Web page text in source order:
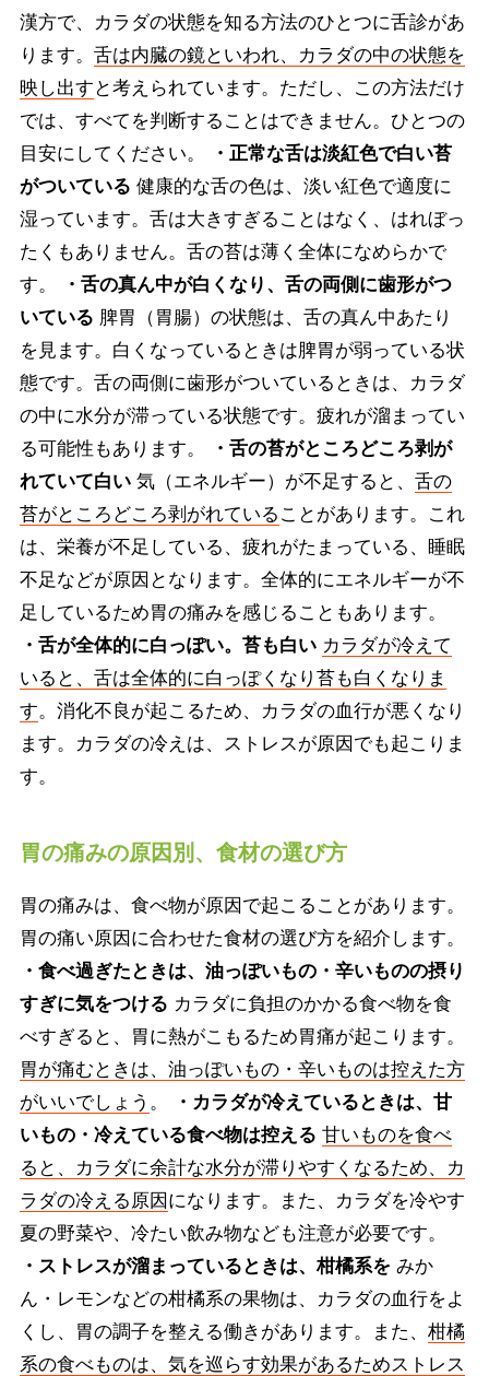
漢方で、カラダの状態を知る方法のひとつに舌診があ
ります。 舌は内臓の鏡といわれ、カラダの中の状態を
映し出す と考えられています。ただし、この方法だけ
では、すべてを判断することはできません。ひとつの
目安にしてください。
・正常な舌は淡紅色で白い苔
がついている 健康的な舌の色は、淡い紅色で適度に
湿っています。舌は大きすぎることはなく、はれぼっ
たくもありません。舌の苔は薄く全体になめらかで
す。
・舌の真ん中が白くなり、舌の両側に歯形がつ
いている 脾胃（胃腸）の状態は、舌の真ん中あたり
を見ます。白くなっているときは脾胃が弱っている状
態です。舌の両側に歯形がついているときは、カラダ
の中に水分が滞っている状態です。疲れが溜まってい
る可能性もあります。
・舌の苔がところどころ剥が
れていて白い気（エネルギー）が不足すると、 舌の
苔がところどころ剥がれている ことがあります。これ
は、栄養が不足している、疲れがたまっている、睡眠
不足などが原因となります。全体的にエネルギーが不
足しているため胃の痛みを感じることもあります。
・舌が全体的に白っぽい。苔も白い カラダが冷えて
いると、舌は全体的に白っぽくなり苔も白くなりま
す。消化不良が起こるため、カラダの血行が悪くなり
ます。カラダの冷えは、ストレスが原因でも起こりま
す。
胃の痛みの原因別、食材の選び方
胃の痛みは、食べ物が原因で起こることがあります。
胃の痛い原因に合わせた食材の選び方を紹介します。
・食べ過ぎたときは、油っぽいもの・辛いものの摂り
すぎに気をつける カラダに負担のかかる食べ物を食
べすぎると、胃に熱がこもるため胃痛が起こります。
胃が痛むときは、油っぽいもの・辛いものは控えた方
がいいでしょう 。
・カラダが冷えているときは、甘
いもの・冷えている食べ物は控える 甘いものを食べ
ると、カラダに余計な水分が滞りやすくなるため、カ
ラダの冷える原因 になります。また、カラダを冷やす
夏の野菜や、冷たい飲み物なども注意が必要です。
・ストレスが溜まっているときは、柑橘系を みか
ん・レモンなどの柑橘系の果物は、カラダの血行をよ
くし、胃の調子を整える働きがあります。また、 柑橘
系の食べものは、気を巡らす効果があるためストレス